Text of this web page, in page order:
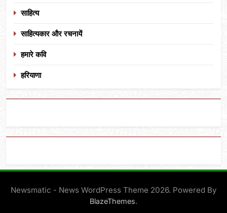
साहित्य
साहित्यकार और रचनायें
हमारे कवि
हरियाणा
Newsmatic - News WordPress Theme 2026. Powered By
BlazeThemes.